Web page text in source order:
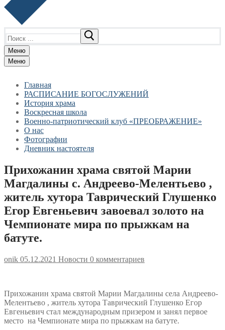
Меню
Меню
Главная
РАСПИСАНИЕ БОГОСЛУЖЕНИЙ
История храма
Воскресная школа
Военно-патриотический клуб «ПРЕОБРАЖЕНИЕ»
О нас
Фотографии
Дневник настоятеля
Прихожанин храма святой Марии
Магдалины с. Андреево-Мелентьево ,
житель хутора Таврический Глушенко
Егор Евгеньевич завоевал золото на
Чемпионате мира по прыжкам на
батуте.
onik 05.12.2021 Новости 0 комментариев
Прихожанин храма святой Марии Магдалины села Андреево-
Мелентьево , житель хутора Таврический Глушенко Егор
Евгеньевич стал международным призером и занял первое
место на Чемпионате мира по прыжкам на батуте.